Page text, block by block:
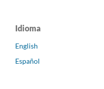
Idioma
English
Español